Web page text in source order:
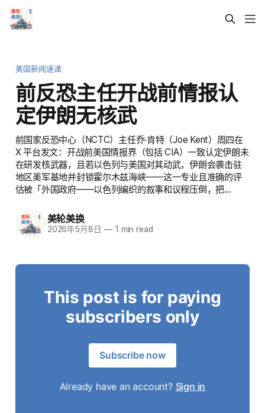
美国新闻速递
前反恐主任开战前情报认
定伊朗无核武
前国家反恐中心（NCTC）主任乔·肯特（Joe Kent）周四在
X 平台发文：开战前美国情报界（包括 CIA）一致认定伊朗未
在研发核武器，且若以色列与美国对其动武，伊朗会袭击驻
地区美军基地并封锁霍尔木兹海峡——这一专业且准确的评
估被「外国政府——以色列编织的叙事和议程压倒，把…
美轮美换
2026年5月8日 —1 min read
This post is for paying
subscribers only
Subscribe now
Already have an account? Sign in